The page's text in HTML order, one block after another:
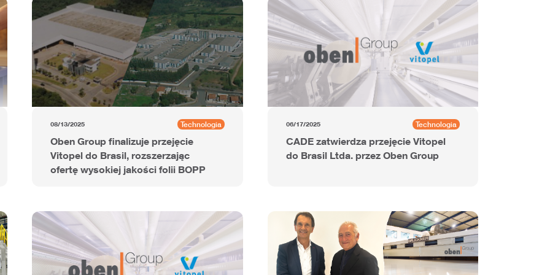
08/13/2025 Technologia
Oben Group finalizuje przejęcie
Vitopel do Brasil, rozszerzając
ofertę wysokiej jakości folii BOPP
06/17/2025 Technologia
CADE zatwierdza przejęcie Vitopel
do Brasil Ltda. przez Oben Group